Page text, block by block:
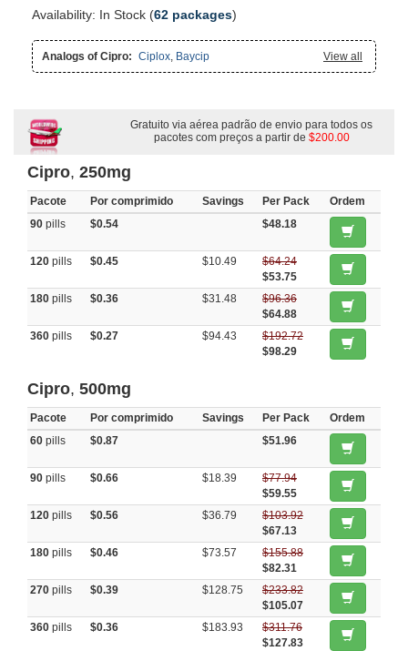
Availability: In Stock (62 packages)
View all
Analogs of Cipro: Ciplox, Baycip
Gratuito via aérea padrão de envio para todos os
pacotes com preços a partir de $200.00
Cipro, 250mg
Pacote Por comprimido Savings Per Pack
Ordem
90 pills $0.54 $48.18
120 pills $0.45 $10.49
$64.24
$53.75
180 pills $0.36 $31.48
$96.36
$64.88
360 pills $0.27 $94.43
$192.72
$98.29
Cipro, 500mg
Pacote Por comprimido Savings Per Pack
Ordem
60 pills $0.87 $51.96
90 pills $0.66 $18.39
$77.94
$59.55
120 pills $0.56 $36.79
$103.92
$67.13
180 pills $0.46 $73.57
$155.88
$82.31
270 pills $0.39 $128.75
$233.82
$105.07
360 pills $0.36 $183.93
$311.76
$127.83